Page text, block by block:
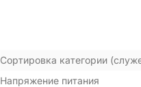
Сортировка категории
Напряжение питания